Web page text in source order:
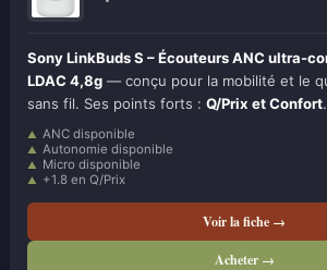
Sony LinkBuds S – Écouteurs ANC ultra-
LDAC 4,8g — conçu pour la mobilité et le
sans fil. Ses points forts : Q/Prix et Confort.
ANC disponible
Autonomie disponible
Micro disponible
+1.8 en Q/Prix
Voir la fiche →
Acheter →